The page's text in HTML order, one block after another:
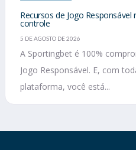
Recursos de Jogo
controle
5 DE AGOSTO DE 2026
A Sportingbet é 100%
Jogo Responsável. E, com
plataforma, você está...